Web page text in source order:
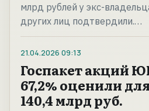
млрд рублей у экс-
других лиц подтвердили.…
21.04.2026 09:13
Госпакет акций
67,2% оценили
140,4 млрд руб.